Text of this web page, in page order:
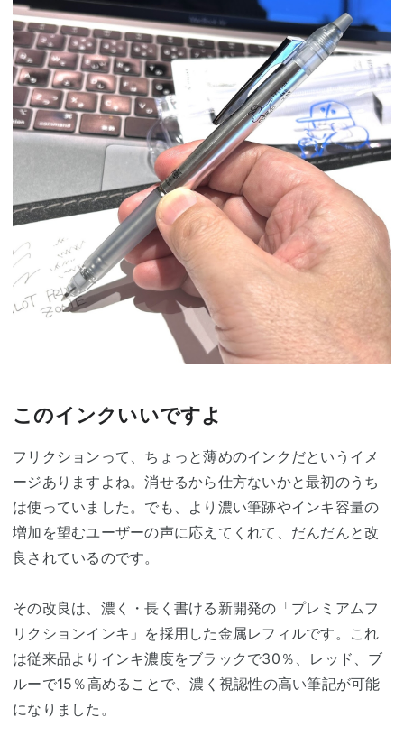
このインクいいですよ
フリクションって、ちょっと薄めのインクだというイメ
ージありますよね。消せるから仕方ないかと最初のうち
は使っていました。でも、より濃い筆跡やインキ容量の
増加を望むユーザーの声に応えてくれて、だんだんと改
良されているのです。
その改良は、濃く・長く書ける新開発の「プレミアムフ
リクションインキ」を採用した金属レフィルです。これ
は従来品よりインキ濃度をブラックで30％、レッド、ブ
ルーで15％高めることで、濃く視認性の高い筆記が可能
になりました。